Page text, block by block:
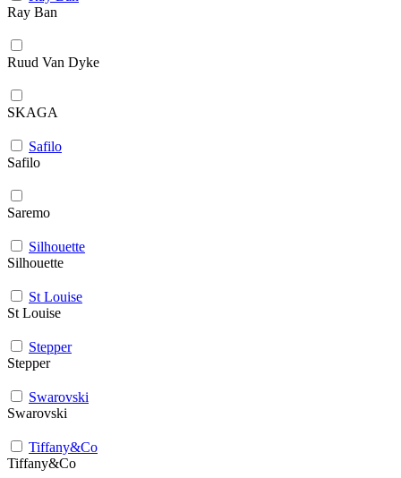
Ray Ban
Ruud Van Dyke
SKAGA
Safilo
Safilo
Saremo
Silhouette
Silhouette
St Louise
St Louise
Stepper
Stepper
Swarovski
Swarovski
Tiffany&Co
Tiffany&Co